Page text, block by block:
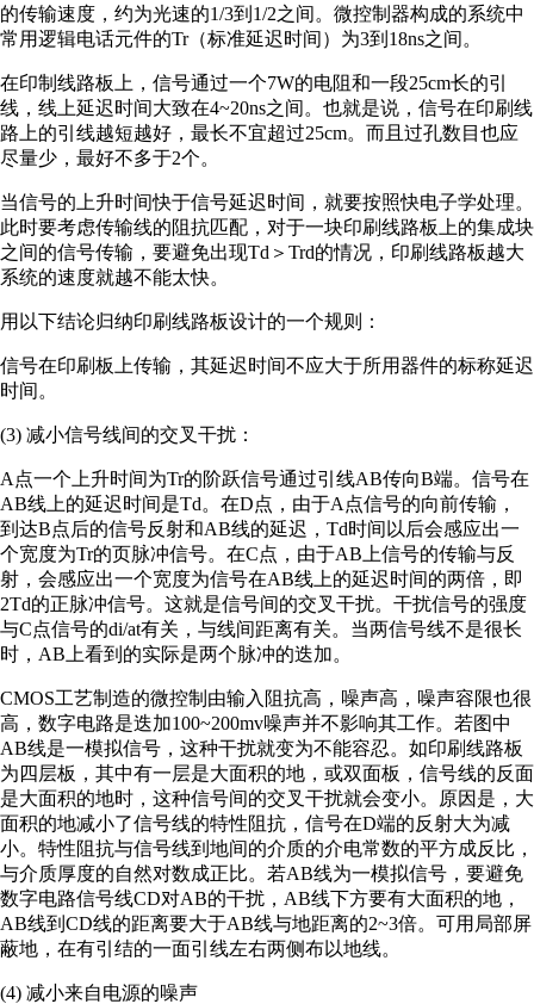
的传输速度，约为光速的1/3到1/2之间。微控制器构成的系统中
常用逻辑电话元件的Tr（标准延迟时间）为3到18ns之间。
在印制线路板上，信号通过一个7W的电阻和一段25cm长的引
线，线上延迟时间大致在4~20ns之间。也就是说，信号在印刷线
路上的引线越短越好，最长不宜超过25cm。而且过孔数目也应
尽量少，最好不多于2个。
当信号的上升时间快于信号延迟时间，就要按照快电子学处理。
此时要考虑传输线的阻抗匹配，对于一块印刷线路板上的集成块
之间的信号传输，要避免出现Td＞Trd的情况，印刷线路板越大
系统的速度就越不能太快。
用以下结论归纳印刷线路板设计的一个规则：
信号在印刷板上传输，其延迟时间不应大于所用器件的标称延迟
时间。
(3) 减小信号线间的交叉干扰：
A点一个上升时间为Tr的阶跃信号通过引线AB传向B端。信号在
AB线上的延迟时间是Td。在D点，由于A点信号的向前传输，
到达B点后的信号反射和AB线的延迟，Td时间以后会感应出一
个宽度为Tr的页脉冲信号。在C点，由于AB上信号的传输与反
射，会感应出一个宽度为信号在AB线上的延迟时间的两倍，即
2Td的正脉冲信号。这就是信号间的交叉干扰。干扰信号的强度
与C点信号的di/at有关，与线间距离有关。当两信号线不是很长
时，AB上看到的实际是两个脉冲的迭加。
CMOS工艺制造的微控制由输入阻抗高，噪声高，噪声容限也很
高，数字电路是迭加100~200mv噪声并不影响其工作。若图中
AB线是一模拟信号，这种干扰就变为不能容忍。如印刷线路板
为四层板，其中有一层是大面积的地，或双面板，信号线的反面
是大面积的地时，这种信号间的交叉干扰就会变小。原因是，大
面积的地减小了信号线的特性阻抗，信号在D端的反射大为减
小。特性阻抗与信号线到地间的介质的介电常数的平方成反比，
与介质厚度的自然对数成正比。若AB线为一模拟信号，要避免
数字电路信号线CD对AB的干扰，AB线下方要有大面积的地，
AB线到CD线的距离要大于AB线与地距离的2~3倍。可用局部屏
蔽地，在有引结的一面引线左右两侧布以地线。
(4) 减小来自电源的噪声